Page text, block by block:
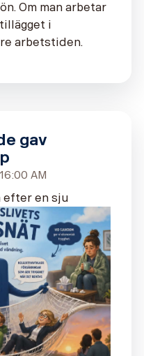
Om man arbetar
i
arbetstiden.
gav
AM
efter en sju